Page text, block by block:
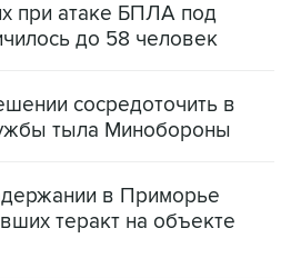
при атаке БПЛА под
до 58 человек
сосредоточить в
тыла Минобороны
в Приморье
теракт на объекте